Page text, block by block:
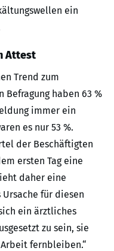
ein
Attest
Trend zum
haben 63 %
immer ein
es nur 53 %.
der Beschäftigten
ersten Tag eine
daher eine
für diesen
ein ärztliches
zu sein, sie
fernbleiben.“